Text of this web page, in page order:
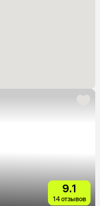
9.1
14 отзывов